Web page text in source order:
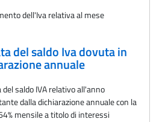
dell'Iva relativa al mese
del saldo Iva dovuta in
annuale
saldo IVA relativo all'anno
dalla dichiarazione annuale con la
mensile a titolo di interessi